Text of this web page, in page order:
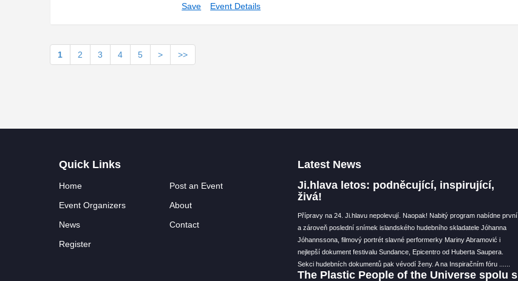
Save Event Details
1 2 3 4 5 > >>
Quick Links
Home
Post an Event
Event Organizers
About
News
Contact
Register
Latest News
Ji.hlava letos: podněcující, inspirující,
živá!
Přípravy na 24. Ji.hlavu nepolevují. Naopak! Nabitý program nabídne první
a zároveň poslední snímek islandského hudebního skladatele Jóhanna
Jóhannssona, filmový portrét slavné performerky Mariny Abramović i
nejlepší dokument festivalu Sundance, Epicentro od Huberta Saupera.
Sekci hudebních dokumentů pak vévodí ženy. A na Inspiračním fóru ...
The Plastic People of the Universe spolu s